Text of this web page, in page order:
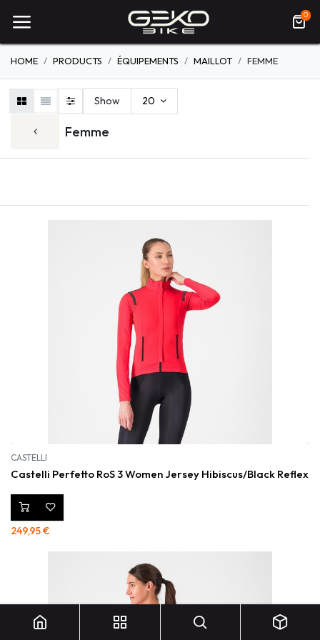
0
HOME PRODUCTS ÉQUIPEMENTS MAILLOT FEMME
Femme
Show 20
CASTELLI
Castelli Perfetto RoS 3 Women Jersey Hibiscus/Black Reflex
249,95€